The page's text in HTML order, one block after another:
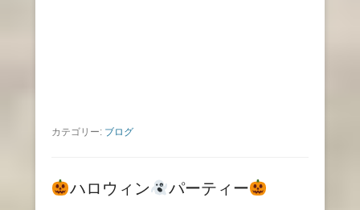
カテゴリー: ブログ
ハロウィン パーティー